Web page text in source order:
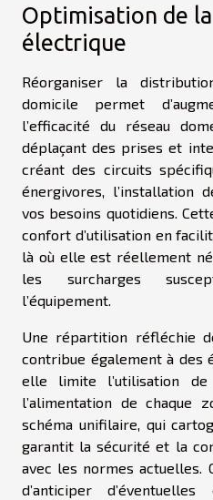
Optimisation de
électrique
Réorganiser la
domicile permet
l’efficacité du réseau
déplaçant des prises et
créant des circuits
énergivores, l’installation
vos besoins quotidiens.
confort d’utilisation en
là où elle est réellement
les surcharges
l’équipement.
Une répartition réfléchie
contribue également à des
elle limite l’utilisation
l’alimentation de chaque
schéma unifilaire, qui
garantit la sécurité et la
avec les normes actuelles.
d’anticiper